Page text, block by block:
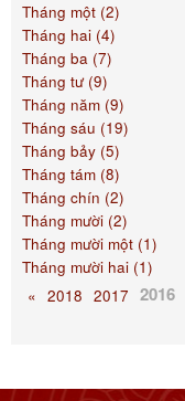
Tháng một (2)
Tháng hai (4)
Tháng ba (7)
Tháng tư (9)
Tháng năm (9)
Tháng sáu (19)
Tháng bảy (5)
Tháng tám (8)
Tháng chín (2)
Tháng mười (2)
Tháng mười một (1)
Tháng mười hai (1)
« 2018 2017 2016